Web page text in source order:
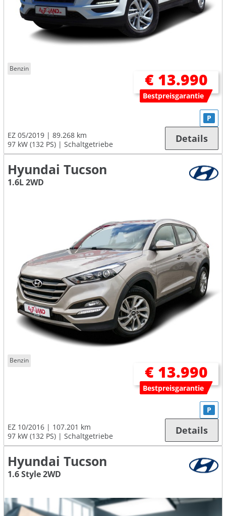
Benzin
€ 13.990
Bestpreisgarantie
EZ 05/2019
89.268 km
97 kW (132 PS)
Schaltgetriebe
P
Details
Hyundai Tucson
1.6L 2WD
Benzin
€ 13.990
Bestpreisgarantie
EZ 10/2016
107.201 km
97 kW (132 PS)
Schaltgetriebe
P
Details
Hyundai Tucson
1.6 Style 2WD